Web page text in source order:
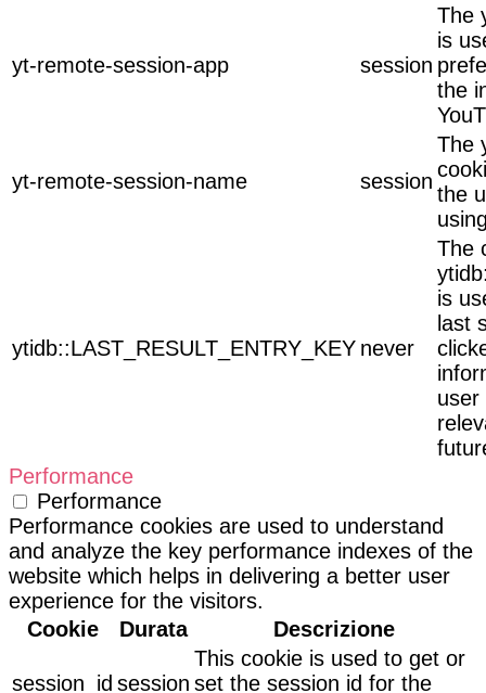
yt-remote-session-app session
The
is
the
yt-remote-session-name session
The
the
ytidb::LAST_RESULT_ENTRY_KEY never
The
is
last
user
Performance
Performance
Performance cookies are used to understand
and analyze the key performance indexes of the
website which helps in delivering a better user
experience for the visitors.
Cookie
Durata Descrizione
session_id session
This cookie is used to get or
set the session id for the